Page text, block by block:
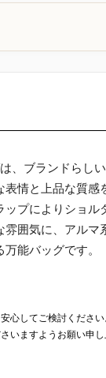
、ブランドらし
情と上品な質感
プによりショル
囲気に、アルマ
能バッグです。
心してご検討ください
いますようお願い申し